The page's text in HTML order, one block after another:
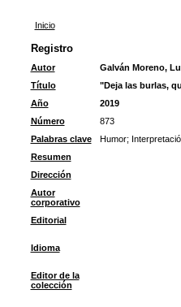
Inicio
Registro
Autor
Galván Moreno,
Título
"Deja las burlas,
Año
2019
Número
873
Palabras clave
Humor;
Resumen
Dirección
Autor
corporativo
Editorial
Idioma
Editor de la
colección